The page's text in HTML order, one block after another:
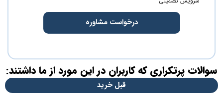
درخواست مشاوره
قبل خرید
سوالات پرتکراری که کاربران در این مورد از ما داشتند: